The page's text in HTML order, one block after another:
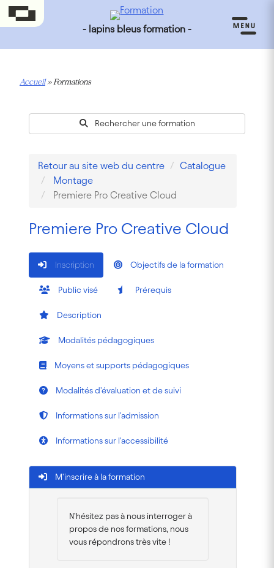
- lapins bleus formation -
Accueil»Formations
Rechercher une formation
Retour au site web du centre
Catalogue
Montage
Premiere Pro Creative Cloud
Premiere Pro Creative Cloud
Inscription Objectifs de la formation
Public visé Prérequis
Description
Modalités pédagogiques
Moyens et supports pédagogiques
Modalités d'évaluation et de suivi
Informations sur l'admission
Informations sur l'accessibilité
M'inscrire à la formation
N’hésitez pas à nous interroger à
propos de nos formations, nous
vous répondrons très vite !